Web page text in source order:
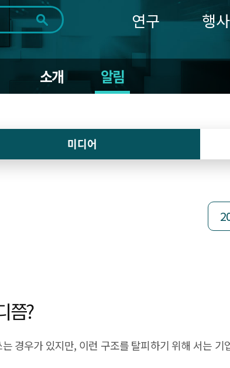
1개월 3개월 1년
~
일
연구 행사
소개 알림
미디어
쯤?
경우가 있지만, 이런 구조를 탈피하기 위해 서는